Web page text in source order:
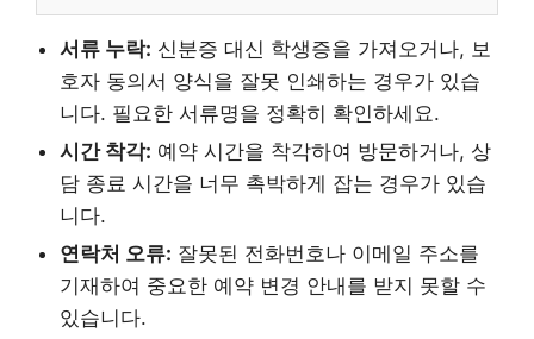
서류 누락: 신분증 대신 학생증을 가져오거나, 보
호자 동의서 양식을 잘못 인쇄하는 경우가 있습
니다. 필요한 서류명을 정확히 확인하세요.
시간 착각: 예약 시간을 착각하여 방문하거나, 상
담 종료 시간을 너무 촉박하게 잡는 경우가 있습
니다.
연락처 오류: 잘못된 전화번호나 이메일 주소를
기재하여 중요한 예약 변경 안내를 받지 못할 수
있습니다.